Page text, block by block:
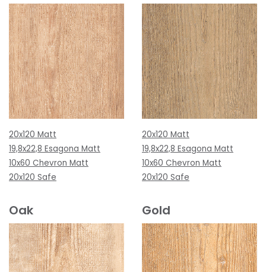
20x120 Matt
19,8x22,8 Esagona Matt
10x60 Chevron Matt
20x120 Safe
20x120 Matt
19,8x22,8 Esagona Matt
10x60 Chevron Matt
20x120 Safe
Oak Gold